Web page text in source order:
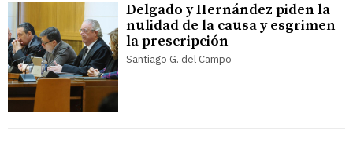
Delgado y Hernández piden la
nulidad de la causa y esgrimen
la prescripción
Santiago G. del Campo